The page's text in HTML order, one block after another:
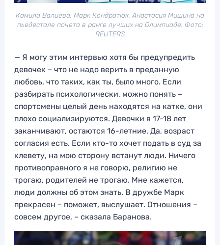
Камила Валиева, Марк Кондратюк, Анастасия Мишина на
пьедестале почета в ранге лучших на Олимпиаде. Фото:
REUTERS
— Я могу этим интервью хотя бы предупредить
девочек – что не надо верить в преданную
любовь, что таких, как ты, было много. Если
разбирать психологически, можно понять –
спортсмены целый день находятся на катке, они
плохо социализируются. Девочки в 17-18 лет
заканчивают, остаются 16-летние. Да, возраст
согласия есть. Если кто-то хочет подать в суд за
клевету, на мою сторону встанут люди. Ничего
противоправного я не говорю, религию не
трогаю, родителей не трогаю. Мне кажется,
люди должны об этом знать. В дружбе Марк
прекрасен – поможет, выслушает. Отношения –
совсем другое, – сказала Баранова.